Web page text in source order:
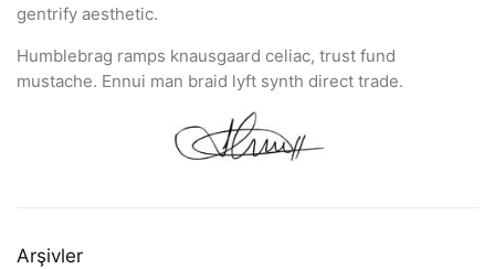
gentrify aesthetic.
Humblebrag ramps knausgaard celiac, trust fund
mustache. Ennui man braid lyft synth direct trade.
Arşivler